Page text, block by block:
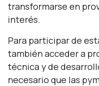
transformarse en
interés.
Para participar de
también acceder a
técnica y de
necesario que las